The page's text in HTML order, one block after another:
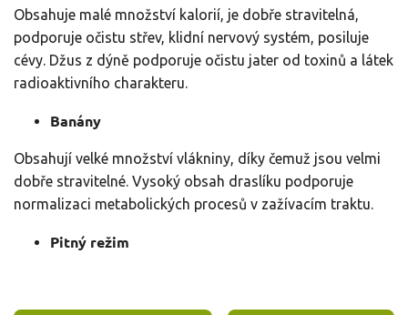
Obsahuje malé množství kalorií, je dobře stravitelná,
podporuje očistu střev, klidní nervový systém, posiluje
cévy. Džus z dýně podporuje očistu jater od toxinů a látek
radioaktivního charakteru.
Banány
Obsahují velké množství vlákniny, díky čemuž jsou velmi
dobře stravitelné. Vysoký obsah draslíku podporuje
normalizaci metabolických procesů v zažívacím traktu.
Pitný režim